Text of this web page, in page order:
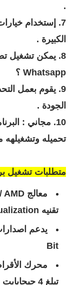
.
7.
إستخدام
الكبيرة .
8. يمكن تشغيل
Whatsapp ؟
9. يقوم بعمل
الجودة .
10. مجاني :
تحميله وتشغيلهه
متطلبات تشغيل
تقنيه Virtualization
Bit
محرك
تبلغ 4 جيجابايت